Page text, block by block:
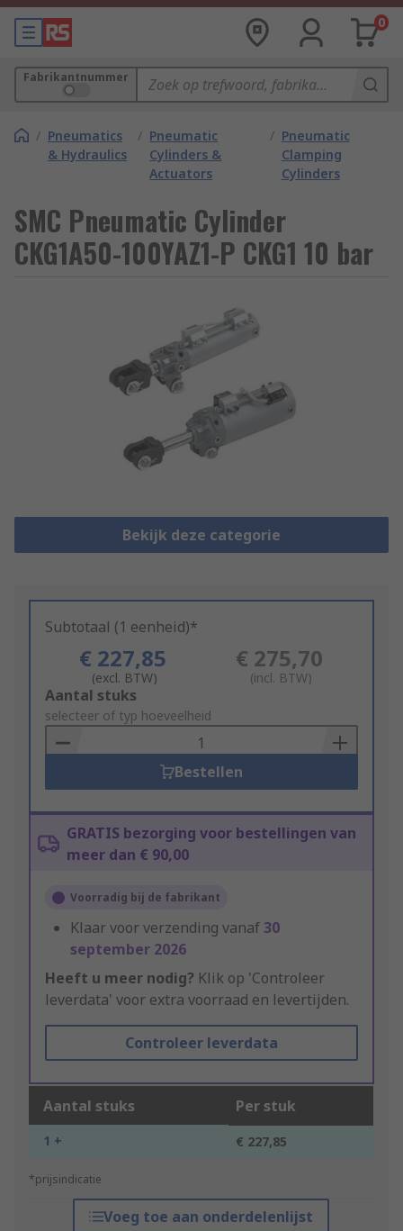
0
Fabrikantnummer
/ Pneumatics
& Hydraulics
/ Pneumatic
Cylinders &
Actuators
/ Pneumatic
Clamping
Cylinders
SMC Pneumatic Cylinder
CKG1A50-100YAZ1-P CKG1 10 bar
Bekijk deze categorie
Subtotaal (1 eenheid)*
€ 227,85
(excl. BTW)
€ 275,70
(incl. BTW)
Add
to
Basket
Aantal stuks
selecteer of typ hoeveelheid
Bestellen
GRATIS bezorging voor bestellingen van
meer dan € 90,00
Voorradig bij de fabrikant
Klaar voor verzending vanaf30
september 2026
Heeft u meer nodig? Klik op 'Controleer
leverdata' voor extra voorraad en levertijden.
Controleer leverdata
Aantal stuks Per stuk
1 + € 227,85
*prijsindicatie
Voeg toe aan onderdelenlijst